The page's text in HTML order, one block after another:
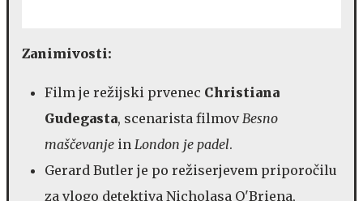
Zanimivosti:
Film je režijski prvenec Christiana
Gudegasta, scenarista filmovBesno
maščevanje in London je padel.
Gerard Butler je po režiserjevem priporočilu
za vlogo detektiva Nicholasa O'Briena,